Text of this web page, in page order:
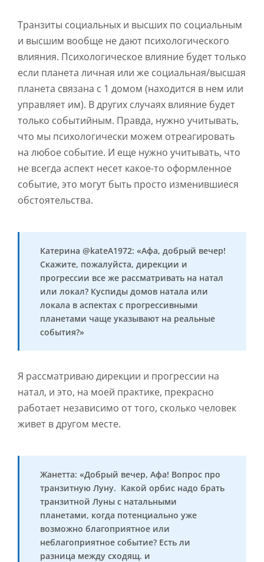
Транзиты социальных и высших по социальным
и высшим вообще не дают психологического
влияния. Психологическое влияние будет только
если планета личная или же социальная/высшая
планета связана с 1 домом (находится в нем или
управляет им). В других случаях влияние будет
только событийным. Правда, нужно учитывать,
что мы психологически можем отреагировать
на любое событие. И еще нужно учитывать, что
не всегда аспект несет какое-то оформленное
событие, это могут быть просто изменившиеся
обстоятельства.
Катерина @kateA1972: «Афа, добрый вечер!
Скажите, пожалуйста, дирекции и
прогрессии все же рассматривать на натал
или локал? Куспиды домов натала или
локала в аспектах с прогрессивными
планетами чаще указывают на реальные
события?»
Я рассматриваю дирекции и прогрессии на
натал, и это, на моей практике, прекрасно
работает независимо от того, сколько человек
живет в другом месте.
Жанетта: «Добрый вечер, Афа! Вопрос про
транзитную Луну. Какой орбис надо брать
транзитной Луны с натальными
планетами, когда потенциально уже
возможно благоприятное или
неблагоприятное событие? Есть ли
разница между сходящ. и